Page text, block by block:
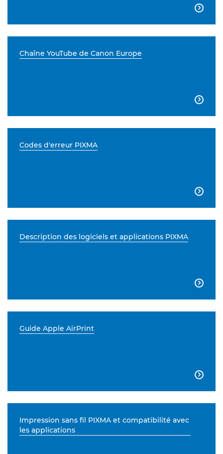

Chaîne YouTube de Canon Europe

Codes d'erreur PIXMA

Description des logiciels et applications PIXMA

Guide Apple AirPrint

Impression sans fil PIXMA et compatibilité avec
les applications